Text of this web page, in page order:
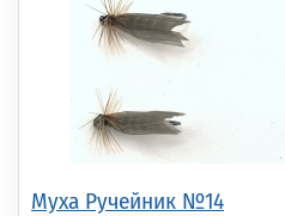
Муха Ручейник №14